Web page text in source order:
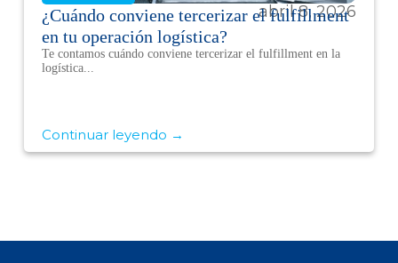
abril 8, 2026
¿Cuándo conviene tercerizar el fulfillment
en tu operación logística?
Te contamos cuándo conviene tercerizar el fulfillment en la
logística...
Continuar leyendo →